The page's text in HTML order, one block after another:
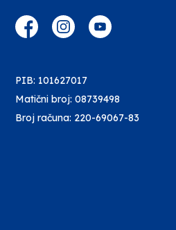
PIB: 101627017
Matični broj: 08739498
Broj računa: 220-69067-83